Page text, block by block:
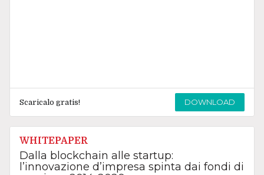
Scaricalo gratis! DOWNLOAD
WHITEPAPER
Dalla blockchain alle startup:
l’innovazione d’impresa spinta dai fondi di